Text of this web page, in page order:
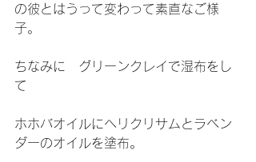
の彼とはうって変わって素直なご様
子。
ちなみに　グリーンクレイで湿布をし
て
ホホバオイルにヘリクリサムとラベン
ダーのオイルを塗布。